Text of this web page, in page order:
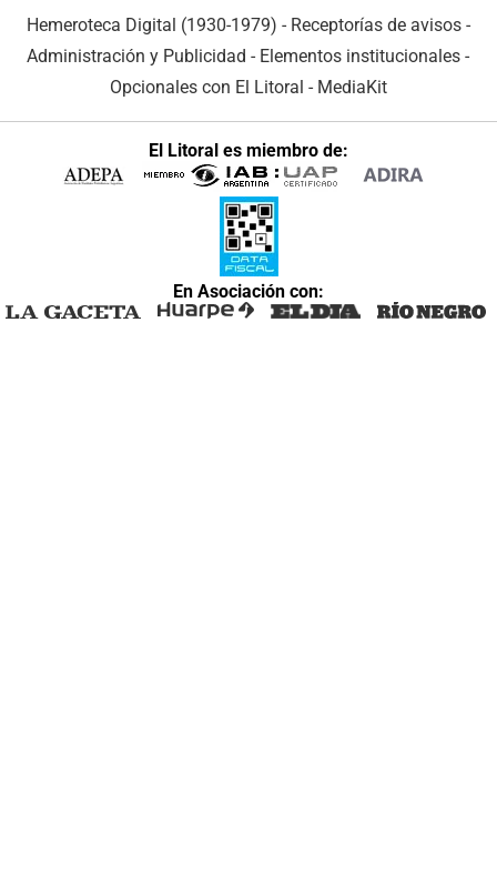
Hemeroteca Digital (1930-1979) - Receptorías de avisos -
Administración y Publicidad - Elementos institucionales -
Opcionales con El Litoral - MediaKit
El Litoral es miembro de:
En Asociación con: